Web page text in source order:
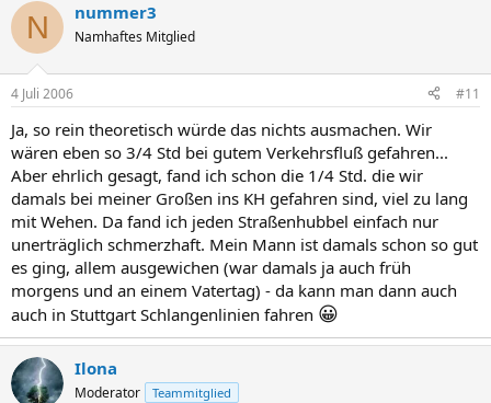
N nummer3
Namhaftes Mitglied
4 Juli 2006 #11
Ja, so rein theoretisch würde das nichts ausmachen. Wir
wären eben so 3/4 Std bei gutem Verkehrsfluß gefahren...
Aber ehrlich gesagt, fand ich schon die 1/4 Std. die wir
damals bei meiner Großen ins KH gefahren sind, viel zu lang
mit Wehen. Da fand ich jeden Straßenhubbel einfach nur
unerträglich schmerzhaft. Mein Mann ist damals schon so gut
es ging, allem ausgewichen (war damals ja auch früh
morgens und an einem Vatertag) - da kann man dann auch
auch in Stuttgart Schlangenlinien fahren 😀
Ilona
Moderator Teammitglied